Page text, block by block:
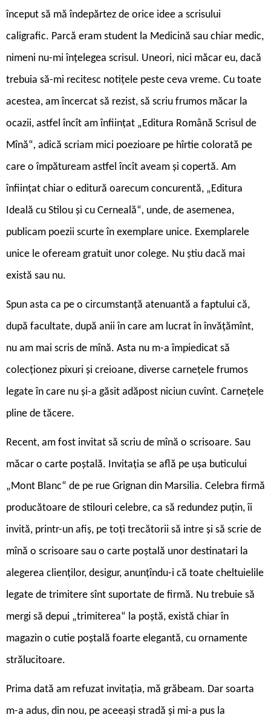
început să mă îndepărtez de orice idee a scrisului
caligrafic. Parcă eram student la Medicină sau chiar medic,
nimeni nu-mi înțelegea scrisul. Uneori, nici măcar eu, dacă
trebuia să-mi recitesc notițele peste ceva vreme. Cu toate
acestea, am încercat să rezist, să scriu frumos măcar la
ocazii, astfel încît am înființat „Editura Română Scrisul de
Mînă“, adică scriam mici poezioare pe hîrtie colorată pe
care o împătuream astfel încît aveam și copertă. Am
înființat chiar o editură oarecum concurentă, „Editura
Ideală cu Stilou și cu Cerneală“, unde, de asemenea,
publicam poezii scurte în exemplare unice. Exemplarele
unice le ofeream gratuit unor colege. Nu știu dacă mai
există sau nu.
Spun asta ca pe o circumstanță atenuantă a faptului că,
după facultate, după anii în care am lucrat în învățămînt,
nu am mai scris de mînă. Asta nu m-a împiedicat să
colecționez pixuri și creioane, diverse carnețele frumos
legate în care nu și-a găsit adăpost niciun cuvînt. Carnețele
pline de tăcere.
Recent, am fost invitat să scriu de mînă o scrisoare. Sau
măcar o carte poștală. Invitația se află pe ușa buticului
„Mont Blanc“ de pe rue Grignan din Marsilia. Celebra firmă
producătoare de stilouri celebre, ca să redundez puțin, îi
invită, printr-un afiș, pe toți trecătorii să intre și să scrie de
mînă o scrisoare sau o carte poștală unor destinatari la
alegerea clienților, desigur, anunțîndu-i că toate cheltuielile
legate de trimitere sînt suportate de firmă. Nu trebuie să
mergi să depui „trimiterea“ la poștă, există chiar în
magazin o cutie poștală foarte elegantă, cu ornamente
strălucitoare.
Prima dată am refuzat invitația, mă grăbeam. Dar soarta
m-a adus, din nou, pe aceeași stradă și mi-a pus la